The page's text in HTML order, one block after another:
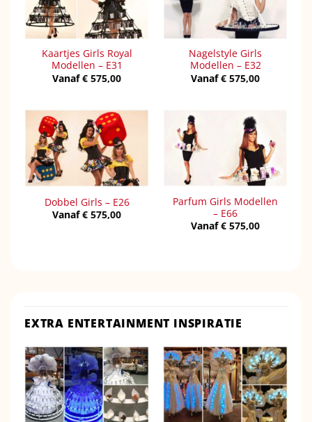
Kaartjes Girls Royal
Modellen – E31
Vanaf€ 575,00
Nagelstyle Girls
Modellen – E32
Vanaf€ 575,00
Dobbel Girls – E26
Vanaf€ 575,00
Parfum Girls Modellen
– E66
Vanaf€ 575,00
EXTRA ENTERTAINMENT INSPIRATIE